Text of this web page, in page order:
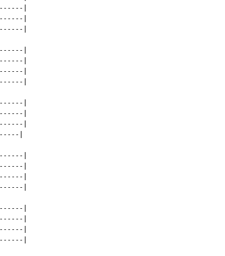
|
|
|
|
|
|
|
|
|
|
|
|
|
|
|
|
|
|
|